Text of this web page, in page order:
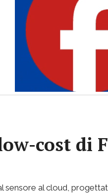
cost di
sensore al cloud,